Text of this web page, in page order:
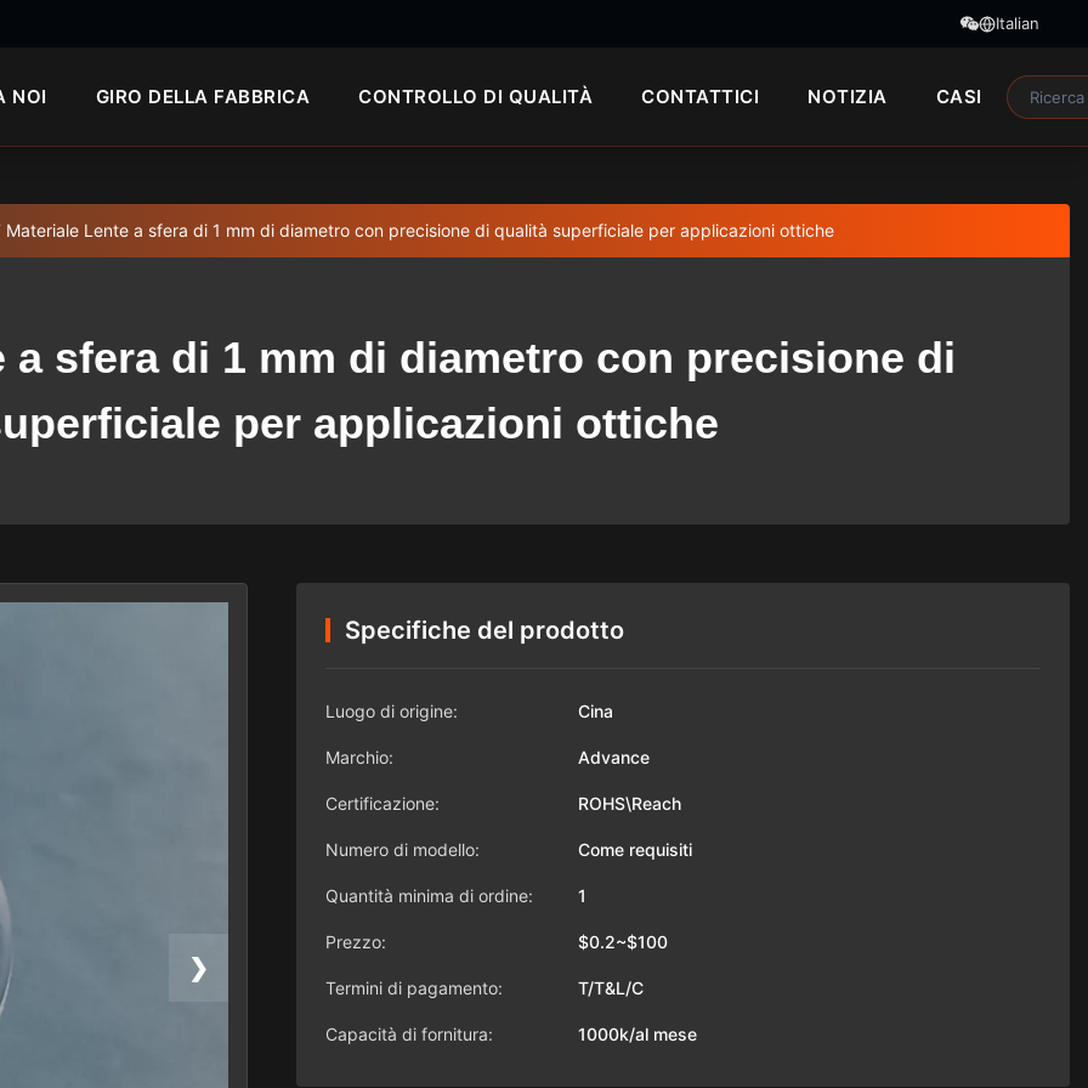
Italian
NOI GIRO DELLA FABBRICA CONTROLLO DI QUALITÀ CONTATTICI NOTIZIA CASI
Materiale Lente a sfera di 1 mm di diametro con precisione di qualità superficiale per applicazioni ottiche
a sfera di 1 mm di diametro con precisione di
per applicazioni ottiche
❯
Specifiche del prodotto
Luogo di origine: Cina
Marchio: Advance
Certificazione: ROHS\Reach
Numero di modello: Come requisiti
Quantità minima di ordine: 1
Prezzo: $0.2~$100
Termini di pagamento: T/T&L/C
Capacità di fornitura: 1000k/al mese